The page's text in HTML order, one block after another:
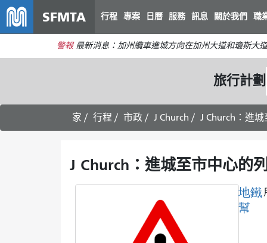
SFMTA 行程 專案 日曆 服務 訊息 關於我們 職
警報 最新消息：加州纜車進城方向在加州大道和瓊斯大
旅行計劃
家 行程 市政 J Church J Church：進
J Church：進城至市中心的
地鐵
幫